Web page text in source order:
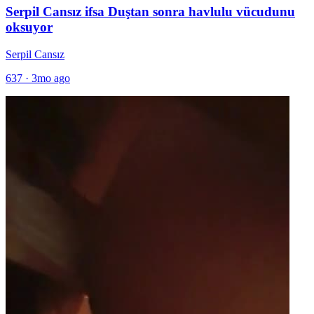
Serpil Cansız ifsa Duştan sonra havlulu vücudunu
oksuyor
Serpil Cansız
637 · 3mo ago